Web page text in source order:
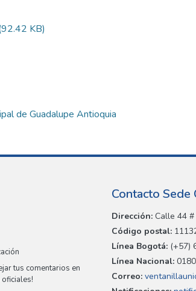
KB)
de Guadalupe Antioquia
tus comentarios en
Contacto Sede
Dirección: Calle 44 #
Código postal:
Línea Bogotá: (+57)
Línea Nacional:
Correo: